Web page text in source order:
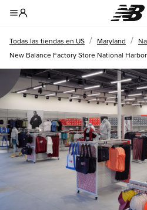
Todas las tiendas en US / Maryland /
New Balance Factory Store National Harbor